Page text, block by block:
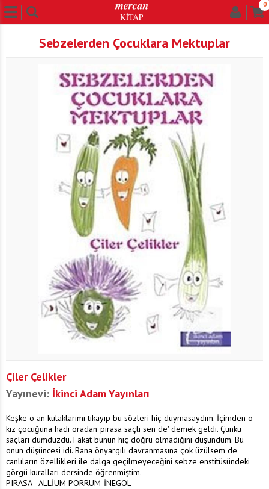
0
Sebzelerden Çocuklara Mektuplar
Çiler Çelikler
Yayınevi: İkinci Adam Yayınları
Keşke o an kulaklarımı tıkayıp bu sözleri hiç duymasaydım. İçimden o
kız çocuğuna hadi oradan 'pırasa saçlı sen de' demek geldi. Çünkü
saçları dümdüzdü. Fakat bunun hiç doğru olmadığını düşündüm. Bu
onun düşüncesi idi. Bana önyargılı davranmasına çok üzülsem de
canlıların özellikleri ile dalga geçilmeyeceğini sebze enstitüsündeki
görgü kuralları dersinde öğrenmiştim.
PIRASA - ALLİUM PORRUM-İNEGÖL